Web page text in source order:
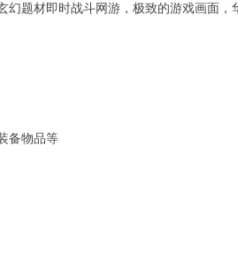
幻题材即时战斗网游，极致的游戏画面
备物品等